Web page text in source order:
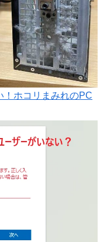
！ホコリまみれのPC